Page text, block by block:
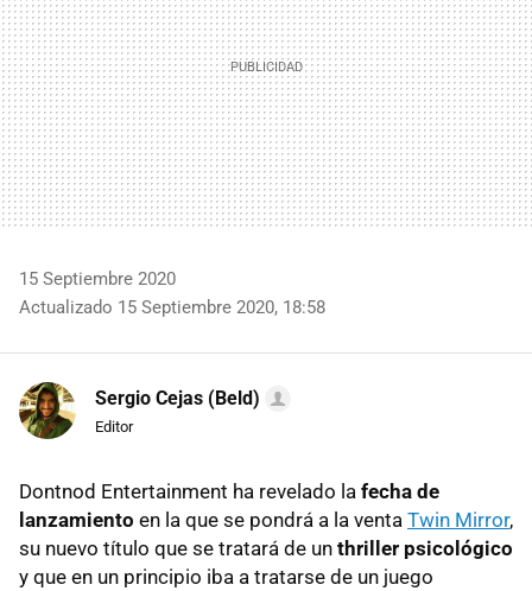
15 Septiembre 2020
Actualizado 15 Septiembre 2020, 18:58
Sergio Cejas (Beld)
Editor
Dontnod Entertainment ha revelado la fecha de
lanzamiento en la que se pondrá a la venta Twin Mirror,
su nuevo título que se tratará de un thriller psicológico
y que en un principio iba a tratarse de un juego